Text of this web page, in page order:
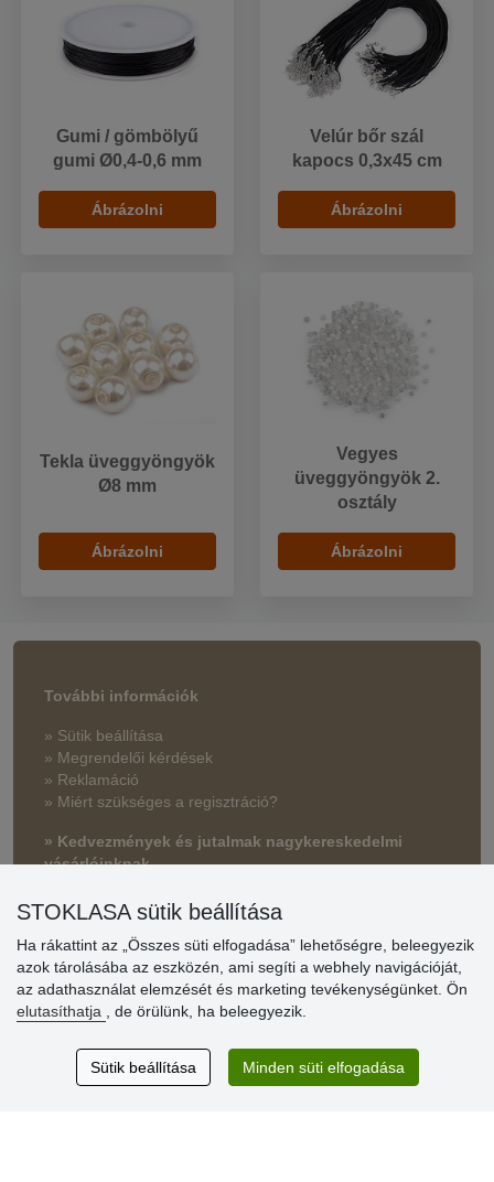
Gumi / gömbölyű
gumi Ø0,4-0,6 mm
Ábrázolni
Velúr bőr szál
kapocs 0,3x45 cm
Ábrázolni
Tekla üveggyöngyök
Ø8 mm
Ábrázolni
Vegyes
üveggyöngyök 2.
osztály
Ábrázolni
További információk
» Sütik beállítása
» Megrendelői kérdések
» Reklamáció
» Miért szükséges a regisztráció?
» Kedvezmények és jutalmak nagykereskedelmi
vásárlóinknak
» Súgó
Vásárlók
értékelése
Excellent service
Thank you.
STOKLASA sütik beállítása
Ha rákattint az „Összes süti elfogadása” lehetőségre, beleegyezik
azok tárolásába az eszközén, ami segíti a webhely navigációját,
az adathasználat elemzését és marketing tevékenységünket. Ön
elutasíthatja
, de örülünk, ha beleegyezik.
Sütik beállítása Minden süti elfogadása